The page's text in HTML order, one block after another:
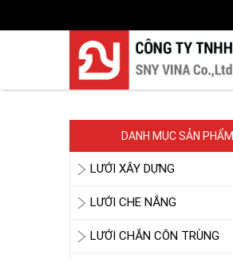
DANH MỤC SẢN PHẨM
LƯỚI XÂY DỰNG
LƯỚI CHE NẮNG
LƯỚI CHẮN CÔN TRÙNG